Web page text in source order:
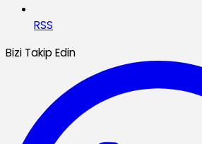
RSS
Bizi Takip Edin